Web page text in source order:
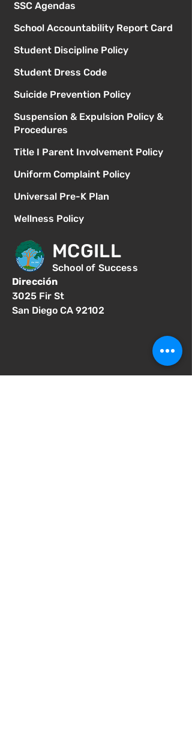
SSC Agendas
School Accountability Report Card
Student Discipline Policy
Student Dress Code
Suicide Prevention Policy
Suspension & Expulsion Policy &
Procedures
Title I Parent Involvement Policy
Uniform Complaint Policy
Universal Pre-K Plan
Wellness Policy
MCGILL
School of Success
Dirección
3025 Fir St
San Diego CA 92102